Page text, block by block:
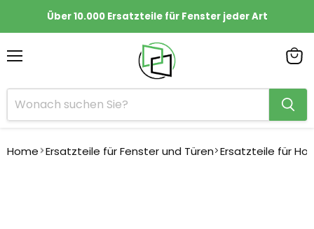
Über 10.000 Ersatzteile für Fenster jeder Art
Home Ersatzteile für Fenster und Türen Ersatzteile für